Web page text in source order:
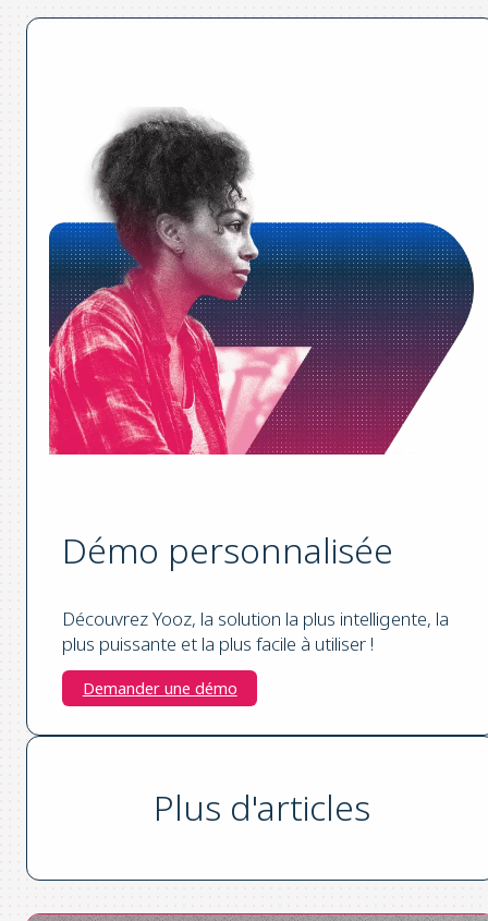
Démo personnalisée
Découvrez Yooz, la solution la plus intelligente, la
plus puissante et la plus facile à utiliser !
Demander une démo
Plus d'articles